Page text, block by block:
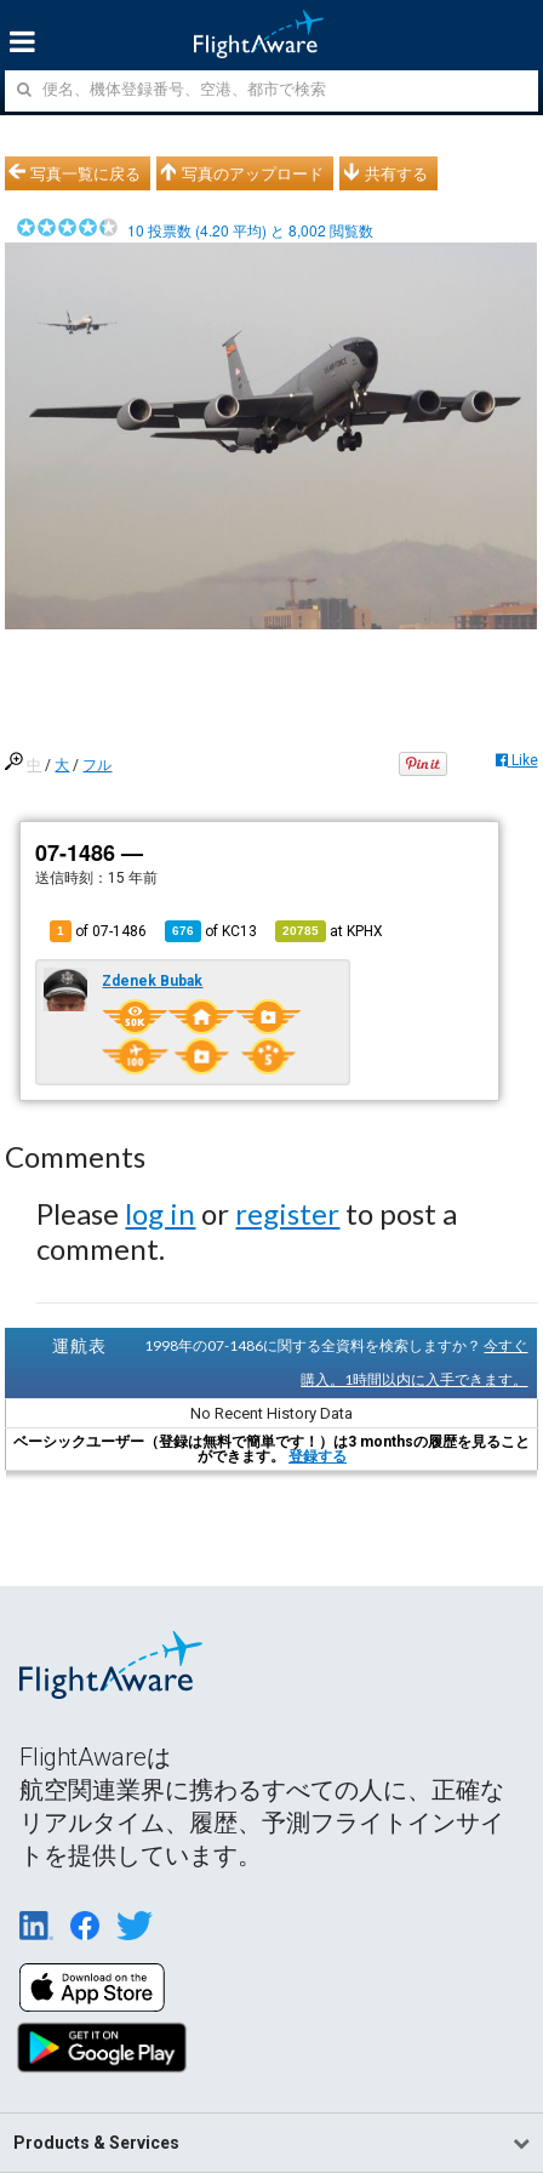
写真一覧に戻る 写真のアップロード 共有する
10 投票数 (4.20 平均) と8,002 閲覧数
中 /大 / フル Like
07-1486 —
送信時刻： 15 年前
1 of 07-1486 676 ofKC13 20785 atKPHX
Zdenek Bubak
Comments
Please log in or register to post a
comment.
運航表 1998年の07-1486に関する全資料を検索しますか？今すぐ
購入。1時間以内に入手できます。
No Recent History Data
ベーシックユーザー（登録は無料で簡単です！）は3 monthsの履歴を見ること
ができます。 登録する
FlightAwareは
航空関連業界に携わるすべての人に、正確な
リアルタイム、履歴、予測フライトインサイ
トを提供しています。
Products & Services